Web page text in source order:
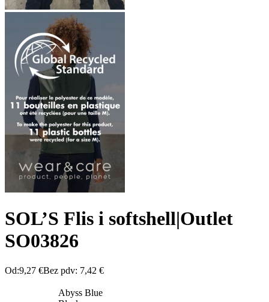
SOL’S Flis i softshell|Outlet
SO03826
Od:9,27 €Bez pdv: 7,42 €
Abyss Blue